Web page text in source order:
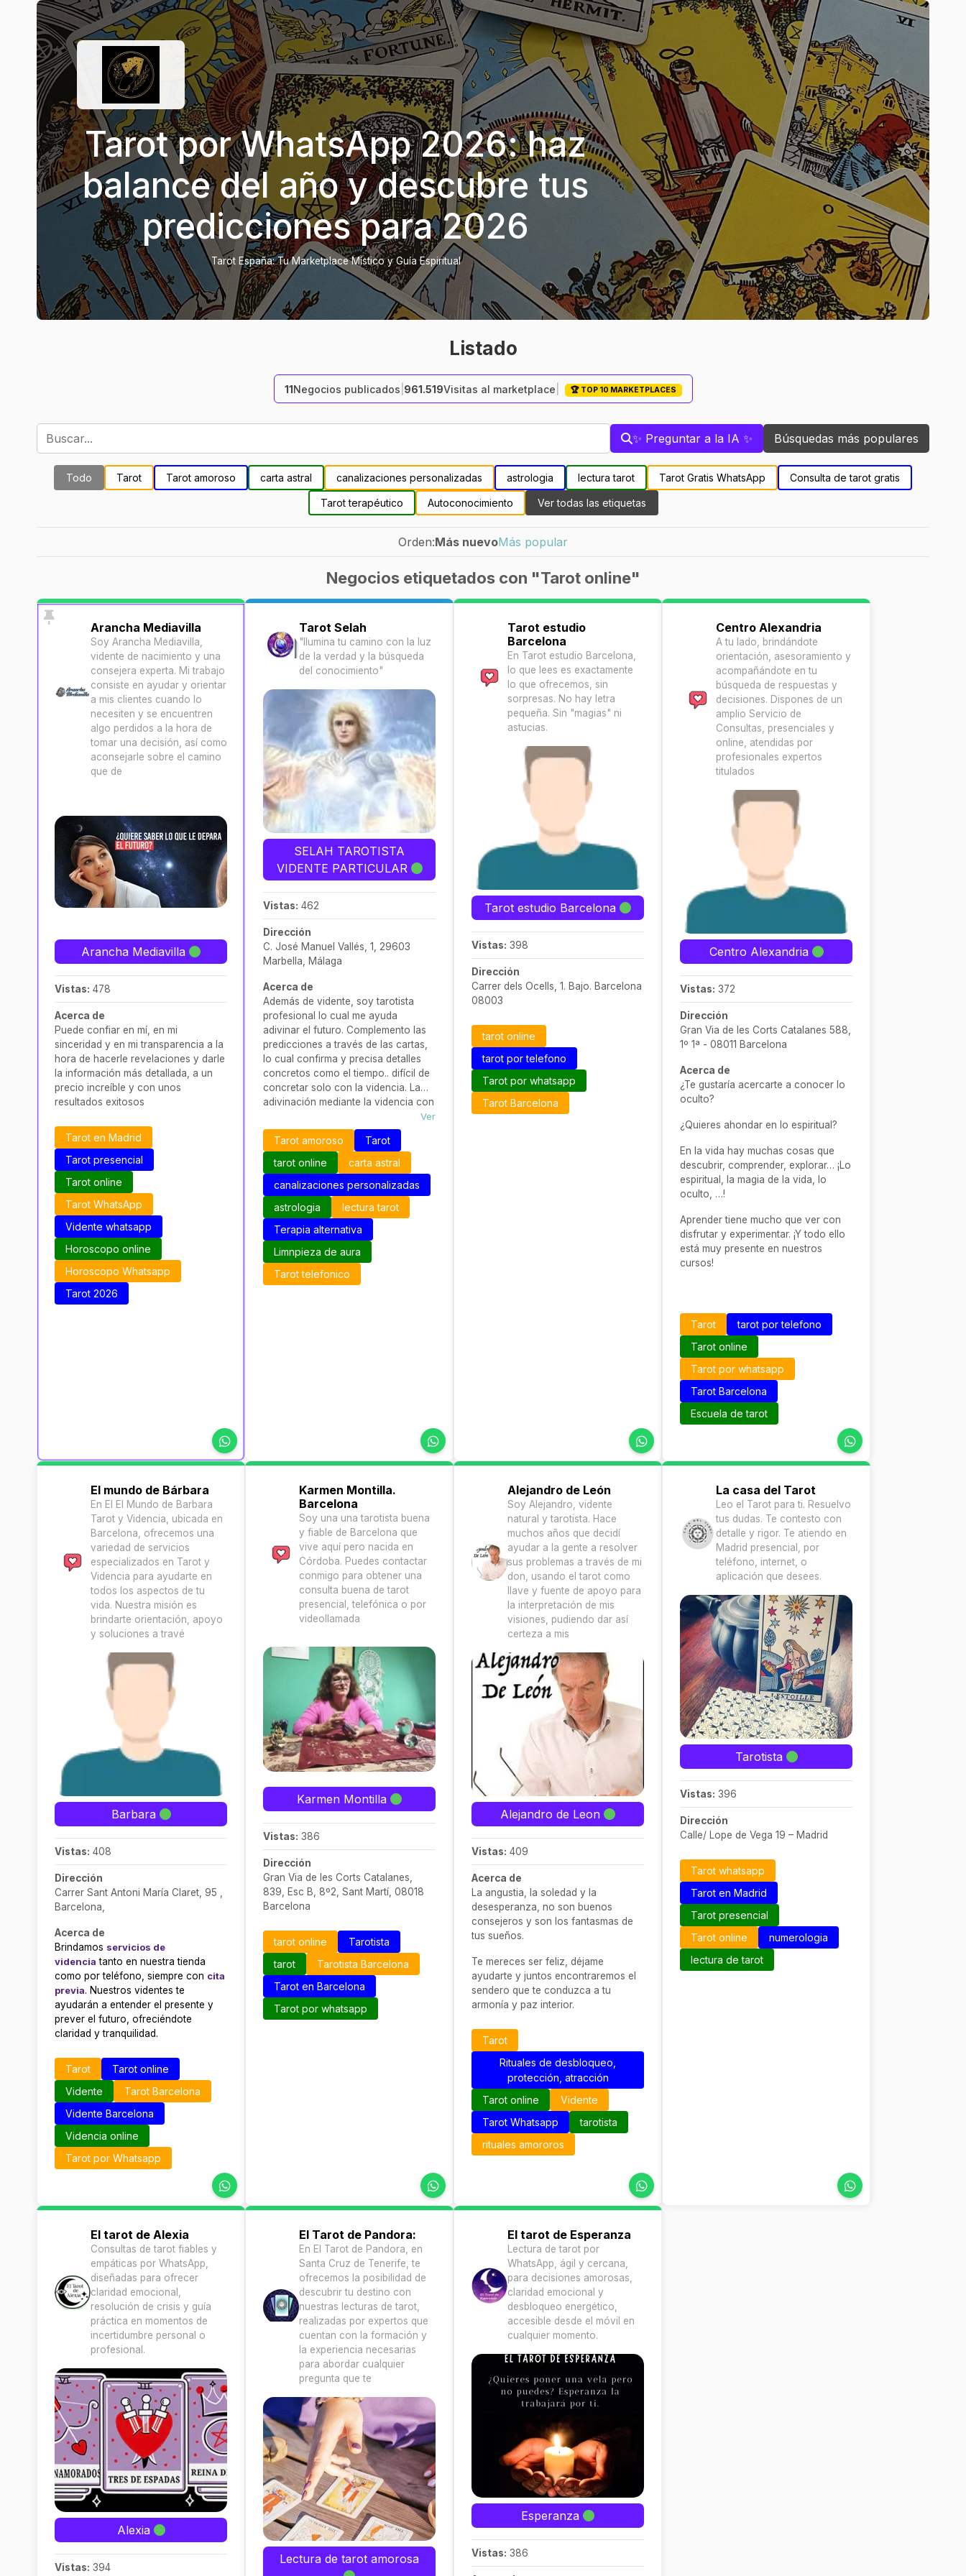
Tarot por WhatsApp 2026: haz
balance del año y descubre tus
predicciones para 2026
Tarot España: Tu Marketplace Místico y Guía Espiritual
Listado
11Negocios publicados 961.519Visitas al marketplace 🏆 TOP 10 MARKETPLACES
✨ Preguntar a la IA ✨ Búsquedas más populares
Todo Tarot Tarot amoroso carta astral canalizaciones personalizadas astrologia lectura tarot Tarot Gratis WhatsApp Consulta de tarot gratis
Tarot terapéutico Autoconocimiento Ver todas las etiquetas
Orden:Más nuevoMás popular
Negocios etiquetados con "Tarot online"
Arancha Mediavilla
Soy Arancha Mediavilla,
vidente de nacimiento y una
consejera experta. Mi trabajo
consiste en ayudar y orientar
a mis clientes cuando lo
necesiten y se encuentren
algo perdidos a la hora de
tomar una decisión, así como
aconsejarle sobre el camino
que de
Arancha Mediavilla
Vistas: 478
Acerca de
Puede confiar en mí, en mi
sinceridad y en mi transparencia a la
hora de hacerle revelaciones y darle
la información más detallada, a un
precio increíble y con unos
resultados exitosos
Tarot en Madrid
Tarot presencial
Tarot online
Tarot WhatsApp
Vidente whatsapp
Horoscopo online
Horoscopo Whatsapp
Tarot 2026
Tarot Selah
"Ilumina tu camino con la luz
de la verdad y la búsqueda
del conocimiento"
SELAH TAROTISTA
VIDENTE PARTICULAR
Vistas: 462
Dirección
C. José Manuel Vallés, 1, 29603
Marbella, Málaga
Acerca de
Además de vidente, soy tarotista
profesional lo cual me ayuda
adivinar el futuro. Complemento las
predicciones a través de las cartas,
lo cual confirma y precisa detalles
concretos como el tiempo.. difícil de
concretar solo con la videncia. La
adivinación mediante la videncia con
la consulta de tarot real da lugar a
predicciones de toda índole, incluso
muy importantes; además del porqué,
como cuando o donde... Trabajo
distintas barajas de tarot, que
transmite información desde
perspectivas diferentes, como la
baraja de tarot español, que
da detalles precisos del día a día.
Para saber mas sobre como se
realizan las consultas y las barajas
de tarots con que trabajo
Ver
Tarot amoroso
Tarot
tarot online
carta astral
canalizaciones personalizadas
astrologia
lectura tarot
Terapia alternativa
Limnpieza de aura
Tarot telefonico
Tarot estudio
Barcelona
En Tarot estudio Barcelona,
lo que lees es exactamente
lo que ofrecemos, sin
sorpresas. No hay letra
pequeña. Sin "magias" ni
astucias.
Tarot estudio Barcelona
Vistas: 398
Dirección
Carrer dels Ocells, 1. Bajo. Barcelona
08003
tarot online
tarot por telefono
Tarot por whatsapp
Tarot Barcelona
Centro Alexandria
A tu lado, brindándote
orientación, asesoramiento y
acompañándote en tu
búsqueda de respuestas y
decisiones. Dispones de un
amplio Servicio de
Consultas, presenciales y
online, atendidas por
profesionales expertos
titulados
Centro Alexandria
Vistas: 372
Dirección
Gran Via de les Corts Catalanes 588,
1º 1ª - 08011 Barcelona
Acerca de
¿Te gustaría acercarte a conocer lo
oculto?
¿Quieres ahondar en lo espiritual?
En la vida hay muchas cosas que
descubrir, comprender, explorar… ¡Lo
espiritual, la magia de la vida, lo
oculto, …!
Aprender tiene mucho que ver con
disfrutar y experimentar. ¡Y todo ello
está muy presente en nuestros
cursos!
Tarot
tarot por telefono
Tarot online
Tarot por whatsapp
Tarot Barcelona
Escuela de tarot
El mundo de Bárbara
En El El Mundo de Barbara
Tarot y Videncia, ubicada en
Barcelona, ofrecemos una
variedad de servicios
especializados en Tarot y
Videncia para ayudarte en
todos los aspectos de tu
vida. Nuestra misión es
brindarte orientación, apoyo
y soluciones a travé
Barbara
Vistas: 408
Dirección
Carrer Sant Antoni María Claret, 95 ,
Barcelona,
Acerca de
Brindamos servicios de
videncia tanto en nuestra tienda
como por teléfono, siempre con cita
previa. Nuestros videntes te
ayudarán a entender el presente y
prever el futuro, ofreciéndote
claridad y tranquilidad.
Tarot
Tarot online
Vidente
Tarot Barcelona
Vidente Barcelona
Videncia online
Tarot por Whatsapp
Karmen Montilla.
Barcelona
Soy una una tarotista buena
y fiable de Barcelona que
vive aquí pero nacida en
Córdoba. Puedes contactar
conmigo para obtener una
consulta buena de tarot
presencial, telefónica o por
videollamada
Karmen Montilla
Vistas: 386
Dirección
Gran Via de les Corts Catalanes,
839, Esc B, 8º2, Sant Martí, 08018
Barcelona
tarot online
Tarotista
tarot
Tarotista Barcelona
Tarot en Barcelona
Tarot por whatsapp
Alejandro de León
Soy Alejandro, vidente
natural y tarotista. Hace
muchos años que decidí
ayudar a la gente a resolver
sus problemas a través de mi
don, usando el tarot como
llave y fuente de apoyo para
la interpretación de mis
visiones, pudiendo dar así
certeza a mis
Alejandro de Leon
Vistas: 409
Acerca de
La angustia, la soledad y la
desesperanza, no son buenos
consejeros y son los fantasmas de
tus sueños.
Te mereces ser feliz, déjame
ayudarte y juntos encontraremos el
sendero que te conduzca a tu
armonía y paz interior.
Tarot
Rituales de desbloqueo,
protección, atracción
Tarot online
Vidente
Tarot Whatsapp
tarotista
rituales amororos
La casa del Tarot
Leo el Tarot para ti. Resuelvo
tus dudas. Te contesto con
detalle y rigor. Te atiendo en
Madrid presencial, por
teléfono, internet, o
aplicación que desees.
Tarotista
Vistas: 396
Dirección
Calle/ Lope de Vega 19 – Madrid
Tarot whatsapp
Tarot en Madrid
Tarot presencial
Tarot online
numerologia
lectura de tarot
El tarot de Alexia
Consultas de tarot fiables y
empáticas por WhatsApp,
diseñadas para ofrecer
claridad emocional,
resolución de crisis y guía
práctica en momentos de
incertidumbre personal o
profesional.
Alexia
Vistas: 394
El Tarot de Pandora:
En El Tarot de Pandora, en
Santa Cruz de Tenerife, te
ofrecemos la posibilidad de
descubrir tu destino con
nuestras lecturas de tarot,
realizadas por expertos que
cuentan con la formación y
la experiencia necesarias
para abordar cualquier
pregunta que te
Lectura de tarot amorosa
El tarot de Esperanza
Lectura de tarot por
WhatsApp, ágil y cercana,
para decisiones amorosas,
claridad emocional y
desbloqueo energético,
accesible desde el móvil en
cualquier momento.
Esperanza
Vistas: 386